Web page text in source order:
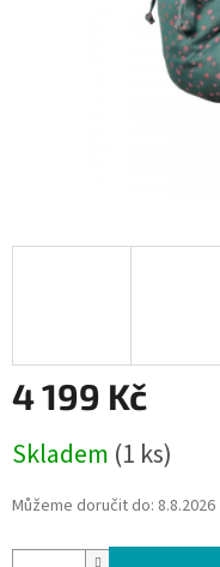
4 199 Kč
cena:
Skladem (1 ks)
Můžeme doručit do: 8.8.2026